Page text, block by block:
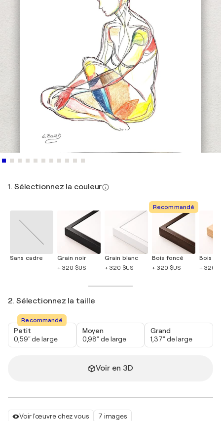
Voir l'œuvre chez vous
7 images
1. Sélectionnez la couleur
Sans cadre
Grain noir
+ 320 $US
Grain blanc
+ 320 $US
Recommandé
Bois foncé
+ 320 $US
Bois
+ 320
2. Sélectionnez la taille
Recommandé
Petit
0,59" de large
Moyen
0,98" de large
Grand
1,37" de large
Voir en 3D